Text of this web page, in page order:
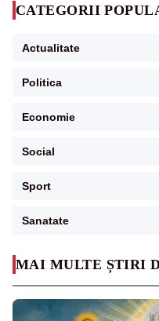
MAI MULTE ȘTIRI
CATEGORII
Actualitate
Politica
Economie
Social
Sport
Sanatate